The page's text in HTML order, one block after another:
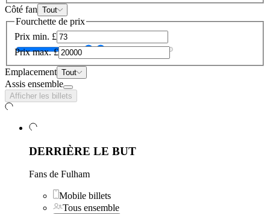
Côté fan Tout
Fourchette de prix
Prix min. £
Prix max. £
Emplacement Tout
Assis ensemble
Afficher les billets
DERRIÈRE LE BUT
Fans de Fulham
Mobile billets
Tous ensemble